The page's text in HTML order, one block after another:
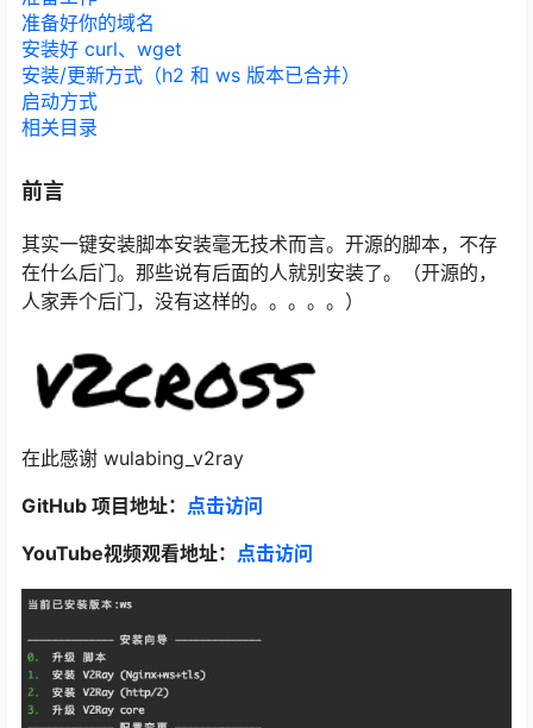
准备好你的域名
安装好 curl、wget
安装/更新方式（h2 和 ws 版本已合并）
启动方式
相关目录
前言
其实一键安装脚本安装毫无技术而言。开源的脚本，不存
在什么后门。那些说有后面的人就别安装了。（开源的，
人家弄个后门，没有这样的。。。。。）
在此感谢 wulabing_v2ray
GitHub 项目地址： 点击访问
YouTube视频观看地址： 点击访问